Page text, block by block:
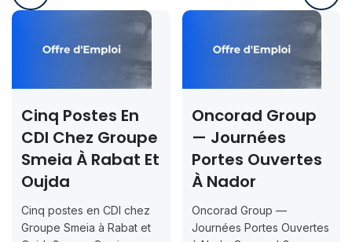
En
Groupe
À Rabat Et
en CDI chez
Smeia à Rabat et
Oncorad Group
— Journées
Portes Ouvertes
À Nador
Oncorad Group —
Journées Portes Ouvertes
07-18